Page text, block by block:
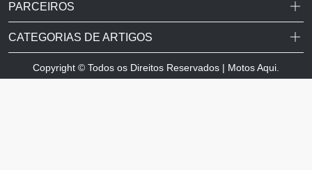
PARCEIROS
CATEGORIAS DE ARTIGOS
Copyright © Todos os Direitos Reservados | Motos Aqui.